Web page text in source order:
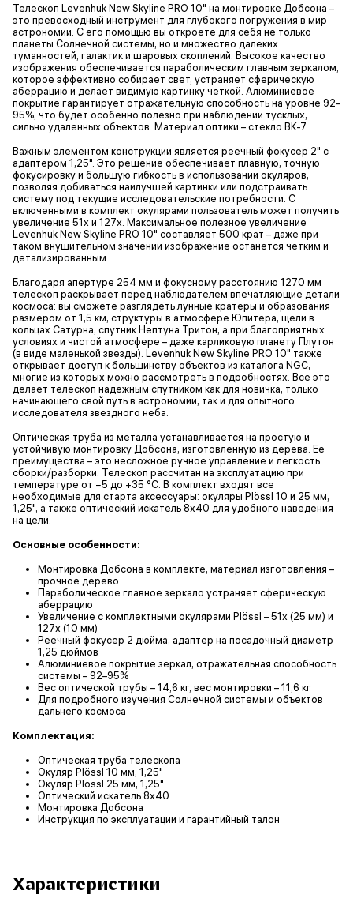
Телескоп Levenhuk New Skyline PRO 10" на монтировке Добсона –
это превосходный инструмент для глубокого погружения в мир
астрономии. С его помощью вы откроете для себя не только
планеты Солнечной системы, но и множество далеких
туманностей, галактик и шаровых скоплений. Высокое качество
изображения обеспечивается параболическим главным зеркалом,
которое эффективно собирает свет, устраняет сферическую
аберрацию и делает видимую картинку четкой. Алюминиевое
покрытие гарантирует отражательную способность на уровне 92–
95%, что будет особенно полезно при наблюдении тусклых,
сильно удаленных объектов. Материал оптики – стекло BK-7.
Важным элементом конструкции является реечный фокусер 2" с
адаптером 1,25". Это решение обеспечивает плавную, точную
фокусировку и большую гибкость в использовании окуляров,
позволяя добиваться наилучшей картинки или подстраивать
систему под текущие исследовательские потребности. С
включенными в комплект окулярами пользователь может получить
увеличение 51х и 127х. Максимальное полезное увеличение
Levenhuk New Skyline PRO 10" составляет 500 крат – даже при
таком внушительном значении изображение останется четким и
детализированным.
Благодаря апертуре 254 мм и фокусному расстоянию 1270 мм
телескоп раскрывает перед наблюдателем впечатляющие детали
космоса: вы сможете разглядеть лунные кратеры и образования
размером от 1,5 км, структуры в атмосфере Юпитера, щели в
кольцах Сатурна, спутник Нептуна Тритон, а при благоприятных
условиях и чистой атмосфере – даже карликовую планету Плутон
(в виде маленькой звезды). Levenhuk New Skyline PRO 10" также
открывает доступ к большинству объектов из каталога NGC,
многие из которых можно рассмотреть в подробностях. Все это
делает телескоп надежным спутником как для новичка, только
начинающего свой путь в астрономии, так и для опытного
исследователя звездного неба.
Оптическая труба из металла устанавливается на простую и
устойчивую монтировку Добсона, изготовленную из дерева. Ее
преимущества – это несложное ручное управление и легкость
сборки/разборки. Телескоп рассчитан на эксплуатацию при
температуре от −5 до +35 °C. В комплект входят все
необходимые для старта аксессуары: окуляры Plössl 10 и 25 мм,
1,25", а также оптический искатель 8х40 для удобного наведения
на цели.
Основные особенности:
Монтировка Добсона в комплекте, материал изготовления –
прочное дерево
Параболическое главное зеркало устраняет сферическую
аберрацию
Увеличение с комплектными окулярами Plössl – 51х (25 мм) и
127х (10 мм)
Реечный фокусер 2 дюйма, адаптер на посадочный диаметр
1,25 дюймов
Алюминиевое покрытие зеркал, отражательная способность
системы – 92–95%
Вес оптической трубы – 14,6 кг, вес монтировки – 11,6 кг
Для подробного изучения Солнечной системы и объектов
дальнего космоса
Комплектация:
Оптическая труба телескопа
Окуляр Plössl 10 мм, 1,25"
Окуляр Plössl 25 мм, 1,25"
Оптический искатель 8х40
Монтировка Добсона
Инструкция по эксплуатации и гарантийный талон
Характеристики